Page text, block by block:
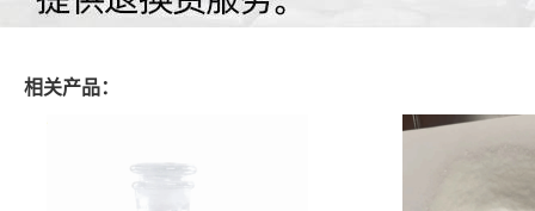
相关产品：